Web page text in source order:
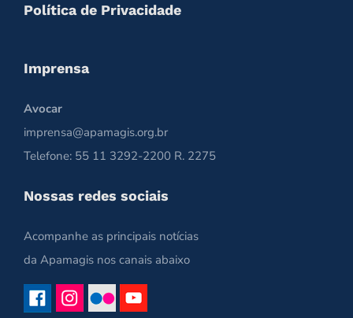
Política de Privacidade
Imprensa
Avocar
imprensa@apamagis.org.br
Telefone: 55 11 3292-2200 R. 2275
Nossas redes sociais
Acompanhe as principais notícias
da Apamagis nos canais abaixo